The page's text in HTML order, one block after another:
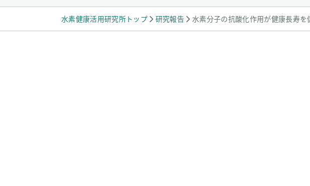
水素健康活用研究所トップ 研究報告 水素分子の抗酸化作用が健康長寿を